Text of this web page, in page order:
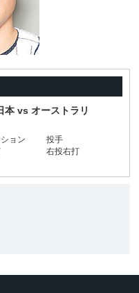
本 vs オーストラリ
ョン
投手
右投右打